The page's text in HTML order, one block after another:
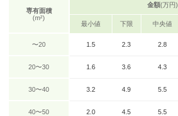
専有面積
(m²)
金額(万円)
最小値 下限 中央値
〜20 1.5 2.3 2.8
20〜30 1.6 3.6 4.3
30〜40 3.2 4.9 5.5
40〜50 2.0 4.5 5.5